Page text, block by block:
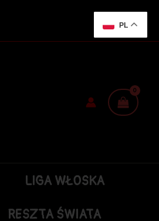
LIGA WŁOSKA
RESZTA ŚWIATA
PL